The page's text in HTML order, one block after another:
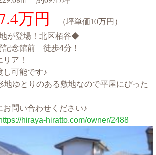
万円 （坪単価10万円）
が登場！北区栢谷◆
念館前 徒歩4分！
ア！
し可能です♪
地ゆとりのある敷地なので平屋にぴった
お問い合わせください♪
https://hiraya-hiratto.com/owner/2488